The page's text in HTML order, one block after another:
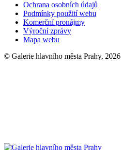
Ochrana osobních údajů
Podmínky použití webu
Komerční pronájmy
Výroční zprávy
Mapa webu
© Galerie hlavního města Prahy, 2026